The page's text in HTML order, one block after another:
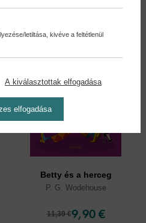
Betty és a herceg
P. G. Wodehouse
11,39 €9,90 €
letiltása, kivéve a feltétlenül
A kiválasztottak elfogadása
elfogadása